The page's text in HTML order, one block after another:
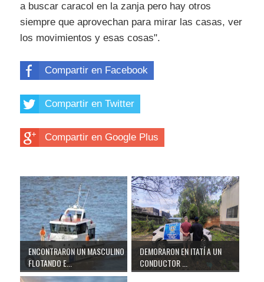
a buscar caracol en la zanja pero hay otros
siempre que aprovechan para mirar las casas, ver
los movimientos y esas cosas".
Compartir en Facebook
Compartir en Twitter
Compartir en Google Plus
ENCONTRARON UN MASCULINO
FLOTANDO E...
DEMORARON EN ITATÍ A UN
CONDUCTOR ...